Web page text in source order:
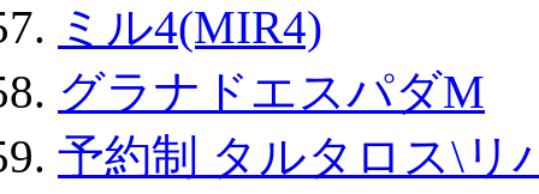
ミル4(MIR4)
グラナドエスパダM
予約制 タルタロス\リ